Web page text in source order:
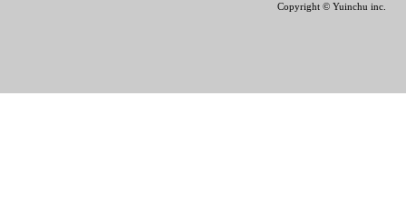
Copyright © Yuinchu inc.